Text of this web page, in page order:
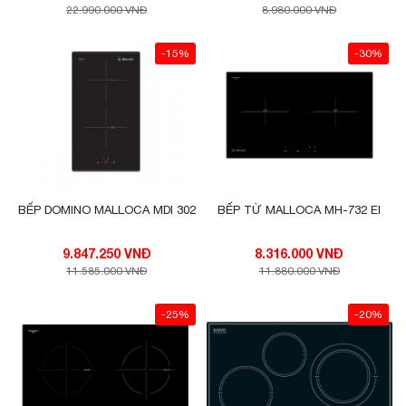
giữa 2 bếp.
22.990.000 VNĐ 8.980.000 VNĐ
-15%
BẾP DOMINO MALLOCA MDI 302
9.847.250 VNĐ
11.585.000 VNĐ
-30%
BẾP TỪ MALLOCA MH-732 EI
8.316.000 VNĐ
11.880.000 VNĐ
-25% -20%